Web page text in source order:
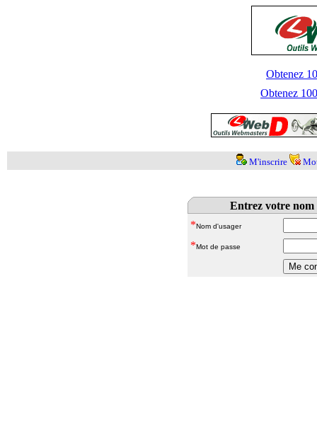
Obtenez
Obtenez
M'inscrire
Entrez votre nom
*Nom d'usager
*Mot de passe